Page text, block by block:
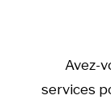
Avez-
services